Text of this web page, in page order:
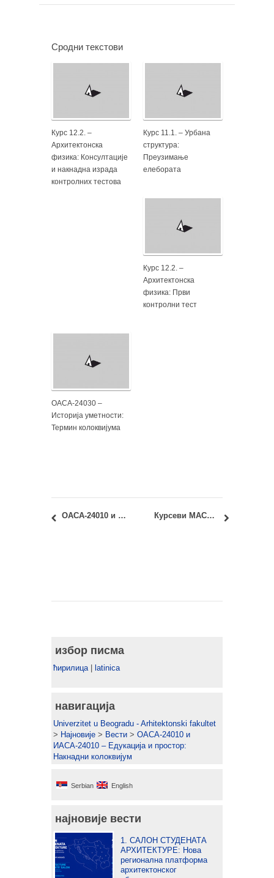
Сродни текстови
Курс 12.2. –
Архитектонска
физика: Консултације
и накнадна израда
контролних тестова
Курс 11.1. – Урбана
структура:
Преузимање
елебората
Курс 12.2. –
Архитектонска
физика: Први
контролни тест
ОАСА-24030 –
Историја уметности:
Термин колоквијума
ОАСА-24010 и ИАСА-24010 – Едукација и простор: Јунски испитни рок – консултације и предаја семинарског рада Курсеви МАСУ М4.2. – Мастер теза и МАСУ М4.3. – Мастер пројекат: Радионице 1 и 2 – 2015/16
избор писма
ћирилица| latinica
навигација
Univerzitet u Beogradu - Arhitektonski fakultet
> Најновије > Вести > ОАСА-24010 и
ИАСА-24010 – Едукација и простор:
Накнадни колоквијум
Serbian English
најновије вести
1. САЛОН СТУДЕНАТА
АРХИТЕКТУРЕ: Нова
регионална платформа
архитектонског